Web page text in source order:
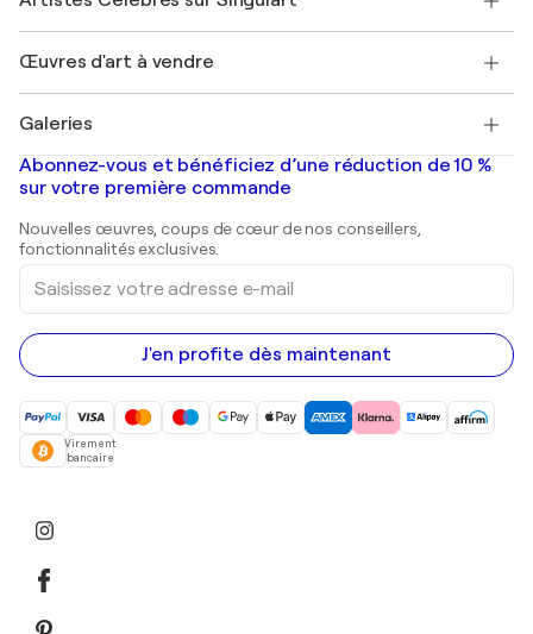
+33 1 76 44 06 42
Magazine Singulart
Emplois
Découvrez une sélection d'art original
Marc Chagall
Banksy
Mr. Brainwash
Shepard Fairey
Œuvres d'art à vendre
Tableaux abstraits à vendre
Peintures de paysage
Estampes
Peintures acryliques
Galeries
Galeries d'art en France
Galeries d'art en Belgique
Abonnez-vous et bénéficiez d’une réduction de 10 %
sur votre première commande
Nouvelles œuvres, coups de cœur de nos conseillers,
fonctionnalités exclusives.
Saisissez
votre
adresse
e-
mail
J'en profite dès maintenant
Virement
bancaire